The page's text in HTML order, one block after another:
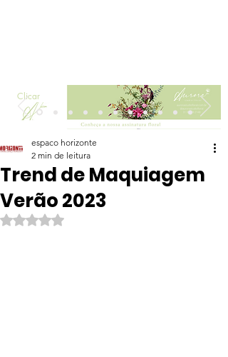
Clicar
Trend de Maquiagem
Verão 2023
espaco horizonte
2 min de leitura
Avaliado com NaN de 5 estrelas.